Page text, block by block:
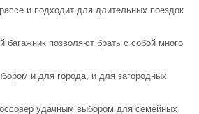
и подходит для длительных поездок
позволяют брать с собой много
и для города, и для загородных
удачным выбором для семейных